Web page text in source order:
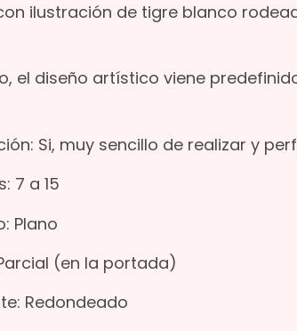
ilustración de tigre blanco
el diseño artístico viene
Si, muy sencillo de realizar y
7 a 15
Plano
(en la portada)
Redondeado